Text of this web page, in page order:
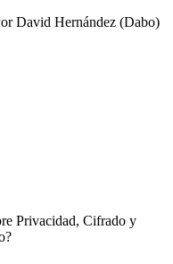
David Hernández (Dabo)
Privacidad, Cifrado y